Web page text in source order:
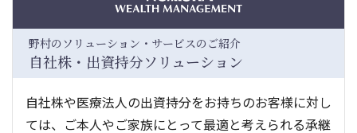
野村のソリューション・サービスのご紹介
自社株・出資持分ソリューション
自社株や医療法人の出資持分をお持ちのお客様に対し
ては、ご本人やご家族にとって最適と考えられる承継